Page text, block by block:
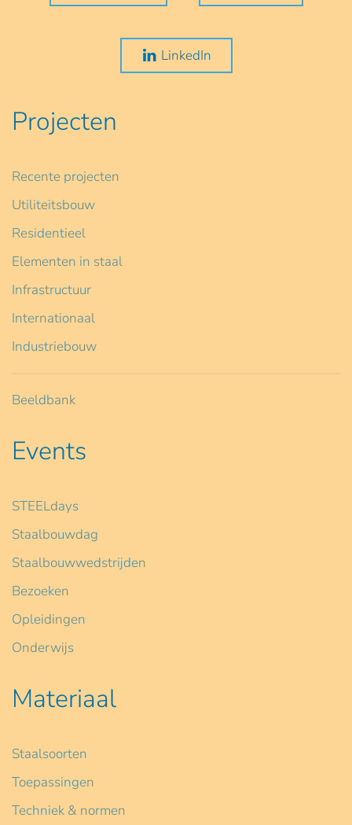
LinkedIn
Projecten
Recente projecten
Utiliteitsbouw
Residentieel
Elementen in staal
Infrastructuur
Internationaal
Industriebouw
Beeldbank
Events
STEELdays
Staalbouwdag
Staalbouwwedstrijden
Bezoeken
Opleidingen
Onderwijs
Materiaal
Staalsoorten
Toepassingen
Techniek & normen